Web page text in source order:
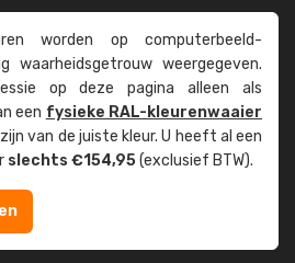
worden op computer­beeld­
waarheids­­getrouw weer­gegeven.
op deze pagina alleen als
een fysieke RAL-kleuren­waaier
van de juiste kleur. U heeft al een
slechts €154,95(exclusief BTW).